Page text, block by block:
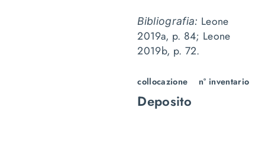
Bibliografia: Leone
2019a, p. 84; Leone
2019b, p. 72.
collocazione
Deposito
n° inventario